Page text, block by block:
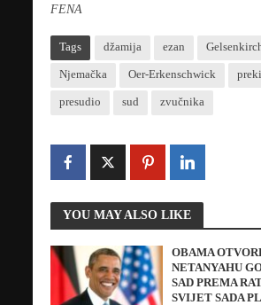
FENA
Tags džamija ezan
Njemačka Oer-Erkenschwick
presudio sud zvučnika
YOU MAY ALSO LIKE
OBAMA
NETANYAHU
SAD PREMA
SVIJET SADA